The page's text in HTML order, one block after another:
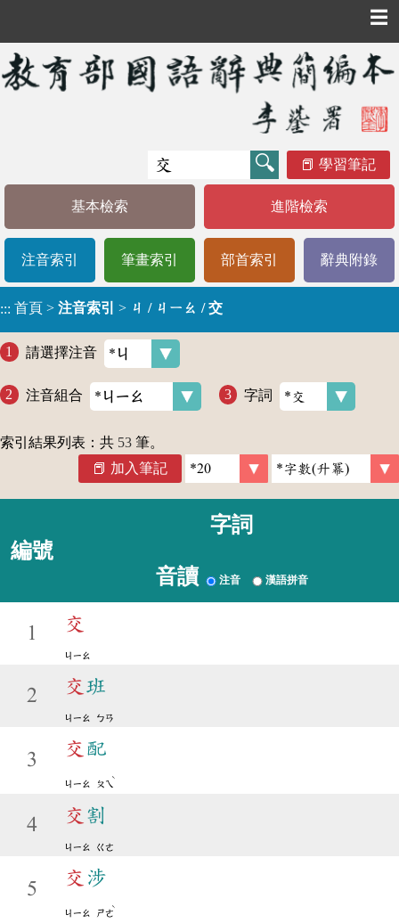
☰
學習筆記
基本檢索 進階檢索
注音索引 筆畫索引 部首索引 辭典附錄
::: 首頁 > 注音索引 > ㄐ / ㄐㄧㄠ / 交
請選擇注音
注音組合 字詞
索引結果列表：共 53 筆。
加入筆記
編號
字詞
音讀 注音 漢語拼音
1 交
ㄐㄧㄠ
2 交 班
ㄐㄧㄠ ㄅㄢ
3
交 配
ㄐㄧㄠ ㄆㄟ
ˋ
4 交 割
ㄐㄧㄠ ㄍㄜ
5
交 涉
ㄐㄧㄠ ㄕㄜ
ˋ